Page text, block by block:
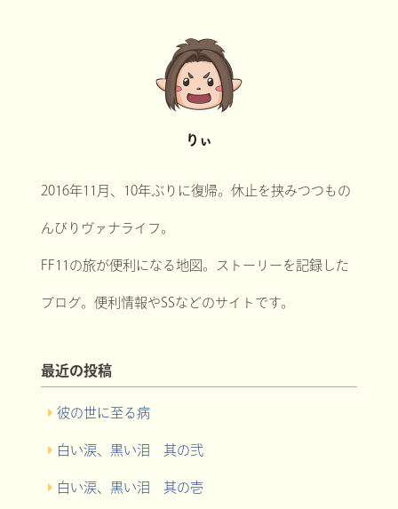
りぃ
2016年11月、10年ぶりに復帰。休止を挟みつつもの
んびりヴァナライフ。
FF11の旅が便利になる地図。ストーリーを記録した
ブログ。便利情報やSSなどのサイトです。
最近の投稿
彼の世に至る病
白い涙、黒い泪 其の弐
白い涙、黒い泪 其の壱